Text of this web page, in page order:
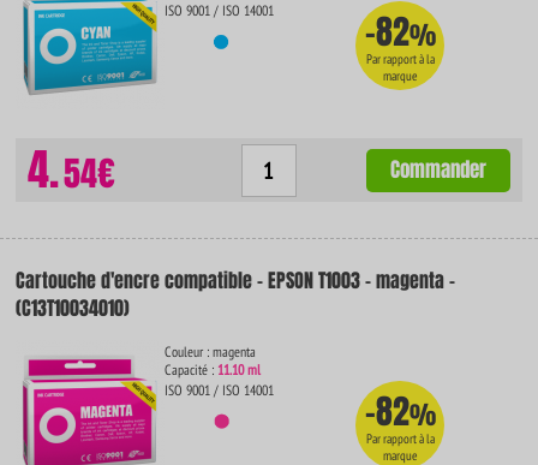
ISO 9001 / ISO 14001
-82%
Par rapport à la
marque
4.54€ Commander
Cartouche d'encre compatible - EPSON T1003 - magenta -
(C13T10034010)
Couleur : magenta
Capacité : 11.10 ml
ISO 9001 / ISO 14001
-82%
Par rapport à la
marque